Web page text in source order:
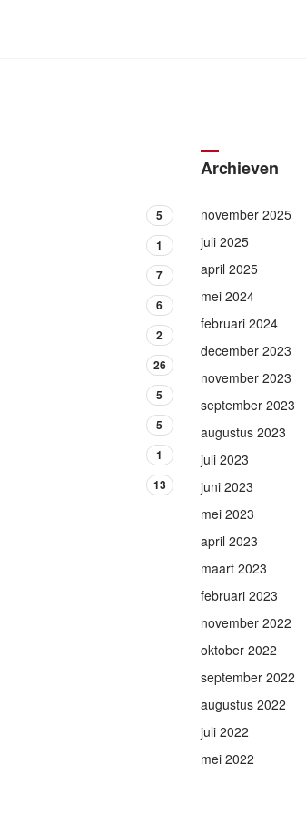
5
1
7
6
2
26
5
5
1
13
Archieven
november 2025
juli 2025
april 2025
mei 2024
februari 2024
december 2023
november 2023
september 2023
augustus 2023
juli 2023
juni 2023
mei 2023
april 2023
maart 2023
februari 2023
november 2022
oktober 2022
september 2022
augustus 2022
juli 2022
mei 2022